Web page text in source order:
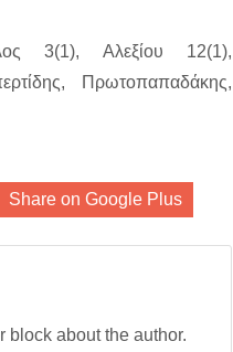
3(1), Αλεξίου 12(1),
Πρωτοπαπαδάκης,
Share on Google Plus
block about the author.